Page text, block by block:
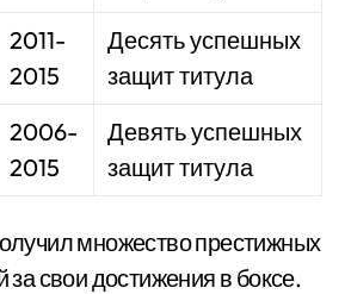
2011-
2015
Десять успешных
защит титула
2006-
2015
Девять успешных
защит титула
множество престижных
за свои достижения в боксе.